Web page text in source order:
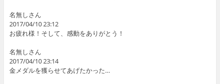
名無しさん
2017/04/10 23:12
お疲れ様！そして、感動をありがとう！
名無しさん
2017/04/10 23:14
金メダルを獲らせてあげたかった…